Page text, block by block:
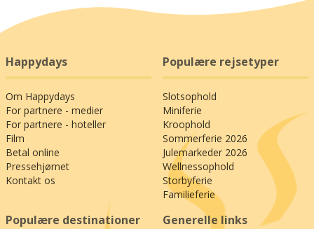
Happydays
Om Happydays
For partnere - medier
For partnere - hoteller
Film
Betal online
Pressehjørnet
Kontakt os
Populære rejsetyper
Slotsophold
Miniferie
Kroophold
Sommerferie 2026
Julemarkeder 2026
Wellnessophold
Storbyferie
Familieferie
Populære destinationer Generelle links